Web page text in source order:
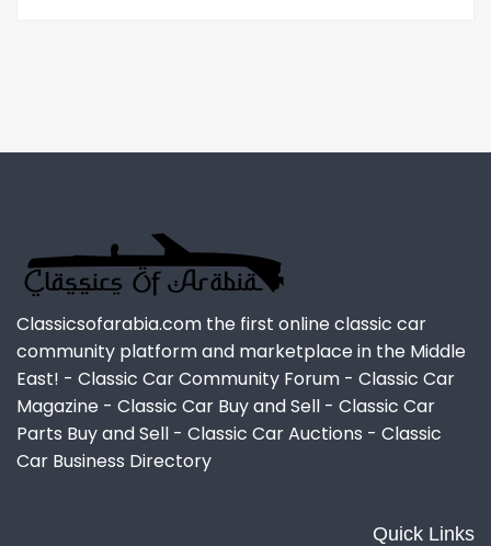
Classicsofarabia.com the first online classic car
community platform and marketplace in the Middle
East! - Classic Car Community Forum - Classic Car
Magazine - Classic Car Buy and Sell - Classic Car
Parts Buy and Sell - Classic Car Auctions - Classic
Car Business Directory
Quick Links